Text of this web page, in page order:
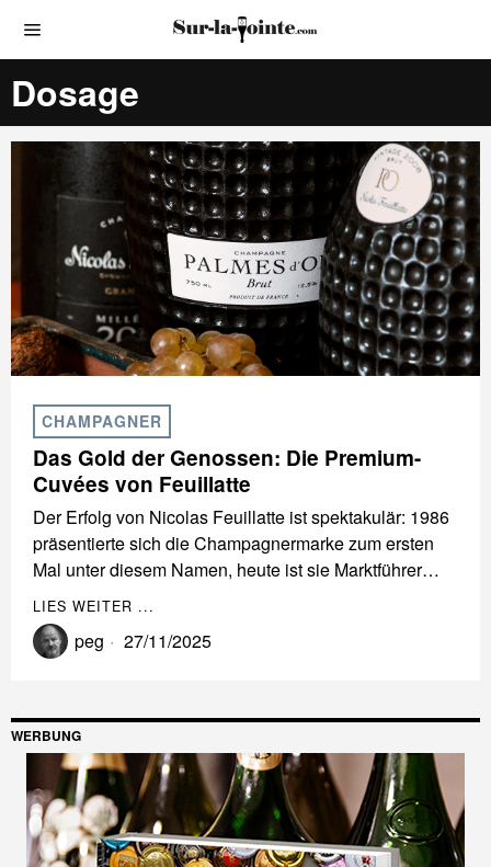
Dosage
CHAMPAGNER
Das Gold der Genossen: Die Premium-
Cuvées von Feuillatte
Der Erfolg von Nicolas Feuillatte ist spektakulär: 1986
präsentierte sich die Champagnermarke zum ersten
Mal unter diesem Namen, heute ist sie Marktführer…
LIES WEITER ...
peg 27/11/2025
WERBUNG